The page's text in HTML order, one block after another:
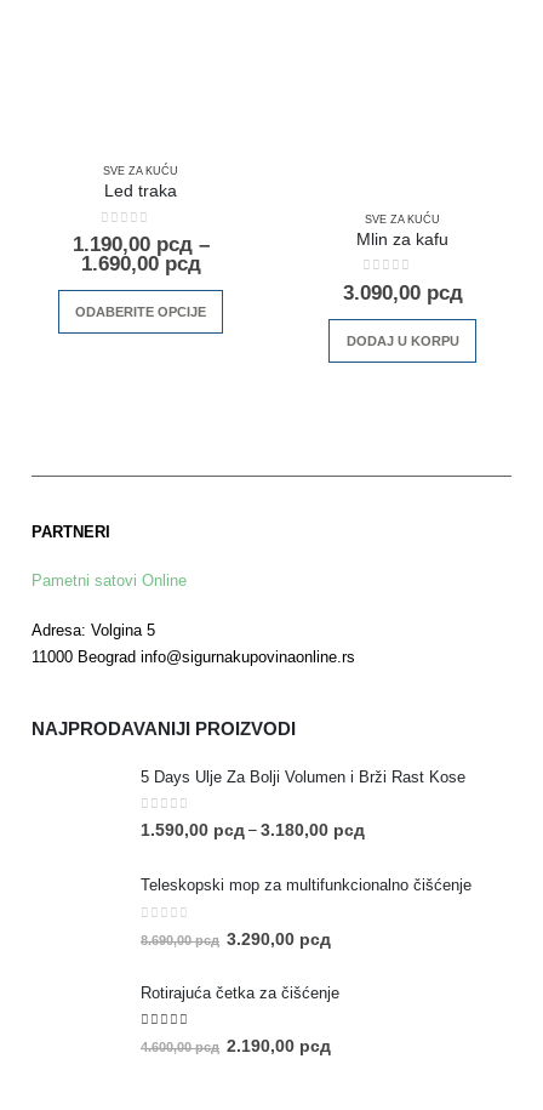
SVE ZA KUĆU
Led traka
0out of 5
1.190,00 рсд–
1.690,00 рсд
ODABERITE OPCIJE
SVE ZA KUĆU
Mlin za kafu
0out of 5
3.090,00 рсд
DODAJ U KORPU
PARTNERI
Pametni satovi Online
Adresa: Volgina 5
11000 Beograd info@sigurnakupovinaonline.rs
NAJPRODAVANIJI PROIZVODI
5 Days Ulje Za Bolji Volumen i Brži Rast Kose
0 out of 5
1.590,00 рсд – 3.180,00 рсд
Teleskopski mop za multifunkcionalno čišćenje
8.690,00рсд 3.290,00 рсд
Rotirajuća četka za čišćenje
5.00out of 5
4.600,00рсд 2.190,00 рсд